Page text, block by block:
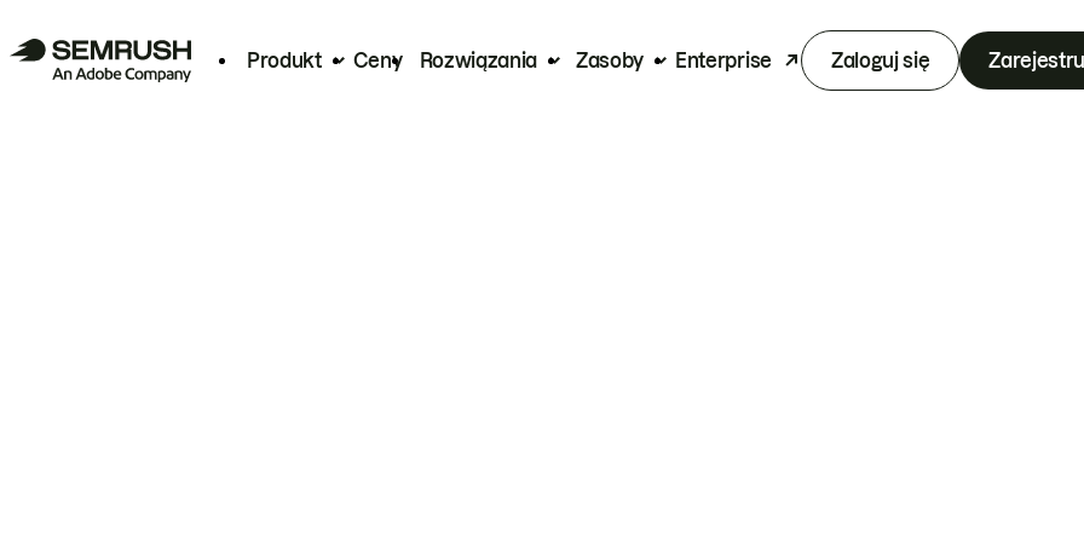
Produkt Ceny Rozwiązania Zasoby Enterprise Zaloguj się